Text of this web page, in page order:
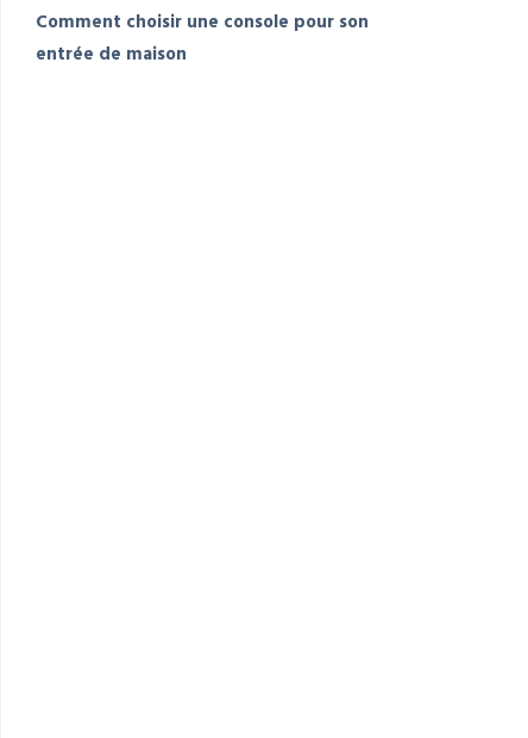
Comment choisir une console pour son
entrée de maison